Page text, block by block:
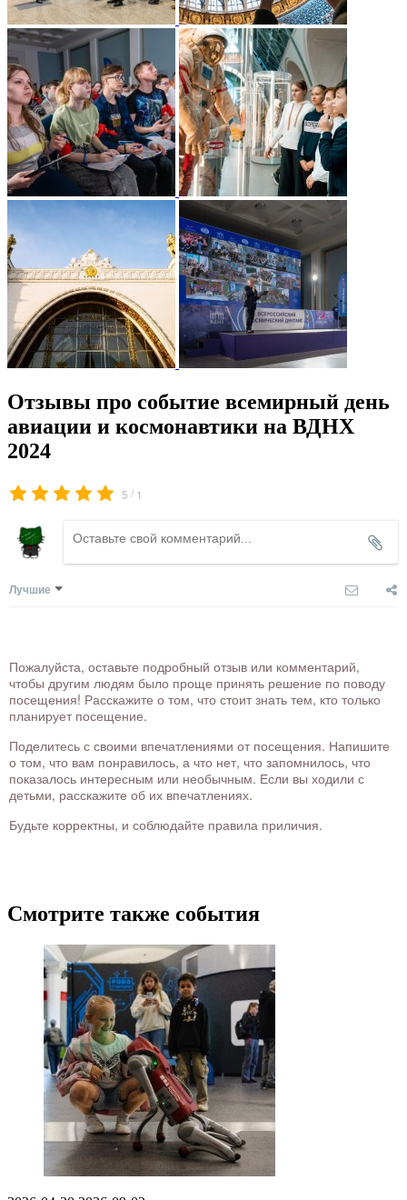
Отзывы про событие всемирный день
авиации и космонавтики на ВДНХ
2024
5 / 1
Лучшие
Пожалуйста, оставьте подробный отзыв или комментарий,
чтобы другим людям было проще принять решение по поводу
посещения! Расскажите о том, что стоит знать тем, кто только
планирует посещение.
Поделитесь с своими впечатлениями от посещения. Напишите
о том, что вам понравилось, а что нет, что запомнилось, что
показалось интересным или необычным. Если вы ходили с
детьми, расскажите об их впечатлениях.
Будьте корректны, и соблюдайте правила приличия.
Смотрите также события